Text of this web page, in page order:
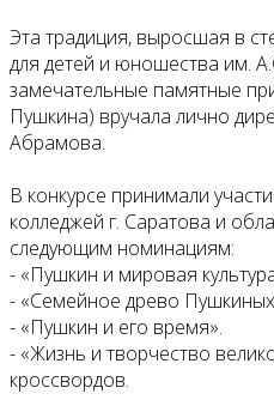
Эта традиция, выросшая в
для детей и юношества им.
замечательные памятные
Пушкина) вручала лично
Абрамова.
В конкурсе принимали
колледжей г. Саратова и
следующим номинациям:
- «Пушкин и мировая
- «Семейное древо
- «Пушкин и его время».
- «Жизнь и творчество
кроссвордов.